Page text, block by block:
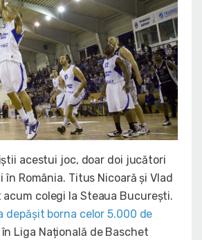
acestui joc, doar doi jucători
în România. Titus Nicoară și Vlad
colegi la Steaua București.
depășit borna celor 5.000 de
Liga Națională de Baschet